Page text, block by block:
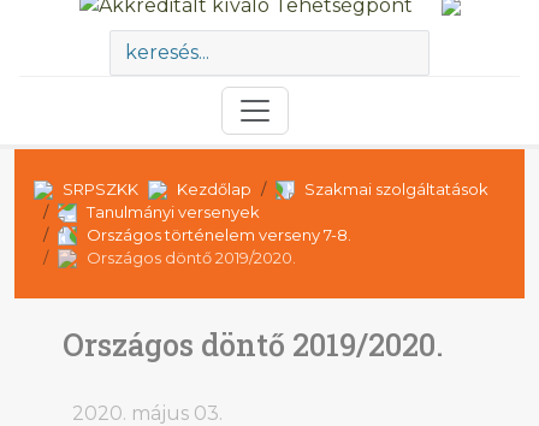
SRPSZKK Kezdőlap
Szakmai szolgáltatások
Tanulmányi versenyek
Országos történelem verseny 7-8.
Országos döntő 2019/2020.
Országos döntő 2019/2020.
2020. május 03.